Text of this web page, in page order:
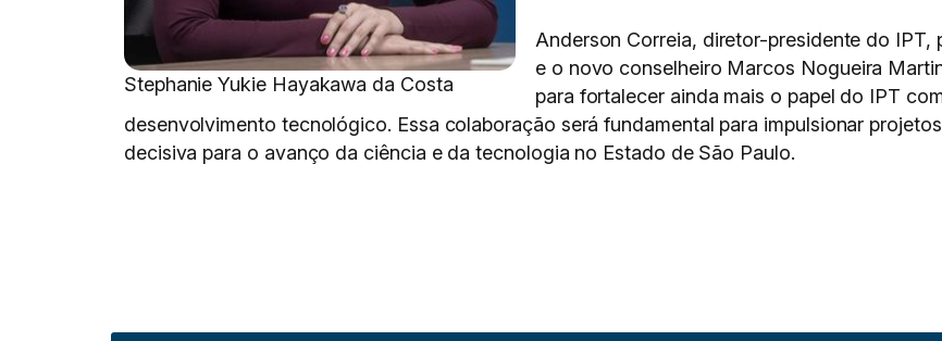
Stephanie Yukie Hayakawa da Costa
Anderson Correia, diretor-presidente do
e o novo conselheiro Marcos Nogueira
para fortalecer ainda mais o papel do IPT
desenvolvimento tecnológico. Essa colaboração será fundamental para impulsionar
decisiva para o avanço da ciência e da tecnologia no Estado de São Paulo.